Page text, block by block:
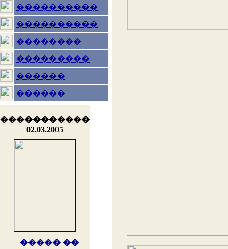
����������
����������
��������
���������
������
������
�����������
02.03.2005
����� ��